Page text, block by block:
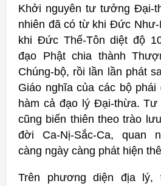
Khởi nguyên tư tưởng Đại-
nhiên đã có từ khi Ðức Như-
khi Ðức Thế-Tôn diệt độ
đạo Phật chia thành
Chúng-bộ, rồi lần lần phát
Giáo nghĩa của các bộ phái
hàm cả đạo lý Đại-thừa.
cũng biến thiên theo trào
đời Ca-Nị-Sắc-Ca, quan
càng ngày càng phát hiện
Trên phương diện địa